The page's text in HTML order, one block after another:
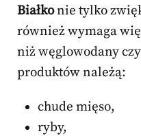
Białkonie tylko
również wymaga
niż węglowodany
produktów należą:
chude mięso,
ryby,